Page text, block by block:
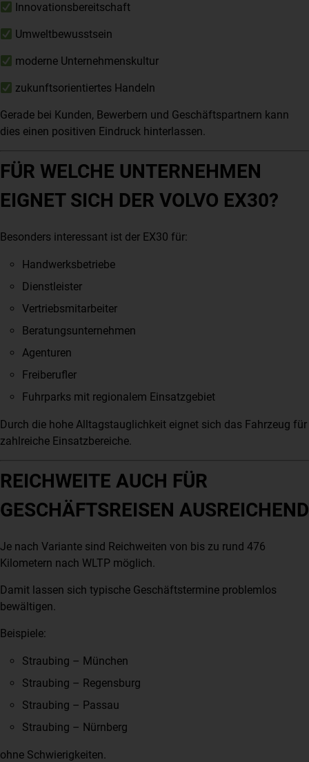
Innovationsbereitschaft
Umweltbewusstsein
moderne Unternehmenskultur
zukunftsorientiertes Handeln
Gerade bei Kunden, Bewerbern und Geschäftspartnern kann
dies einen positiven Eindruck hinterlassen.
FÜR WELCHE UNTERNEHMEN
EIGNET SICH DER VOLVO EX30?
Besonders interessant ist der EX30 für:
Handwerksbetriebe
Dienstleister
Vertriebsmitarbeiter
Beratungsunternehmen
Agenturen
Freiberufler
Fuhrparks mit regionalem Einsatzgebiet
Durch die hohe Alltagstauglichkeit eignet sich das Fahrzeug für
zahlreiche Einsatzbereiche.
REICHWEITE AUCH FÜR
GESCHÄFTSREISEN AUSREICHEND
Je nach Variante sind Reichweiten von bis zu rund 476
Kilometern nach WLTP möglich.
Damit lassen sich typische Geschäftstermine problemlos
bewältigen.
Beispiele:
Straubing – München
Straubing – Regensburg
Straubing – Passau
Straubing – Nürnberg
ohne Schwierigkeiten.